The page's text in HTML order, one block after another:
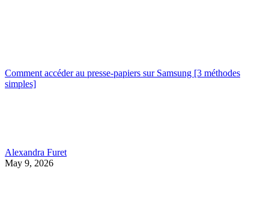
Comment accéder au presse-papiers sur Samsung [3 méthodes
simples]
Alexandra Furet
May 9, 2026